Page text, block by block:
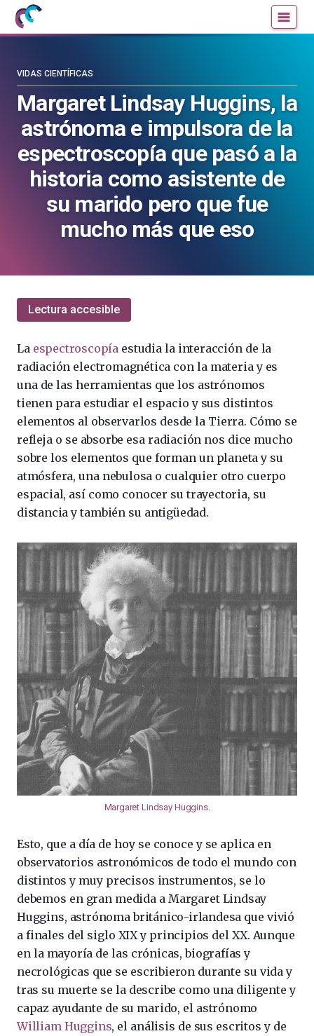
Mujeres
con
Cultura
blog
Cultura
Margaret Lindsay Huggins, la
astrónoma e impulsora de la
espectroscopía que pasó a la
historia como asistente de
su marido pero que fue
mucho más que eso
VIDAS CIENTÍFICAS
Lectura accesible
La espectroscopía estudia la interacción de la
radiación electromagnética con la materia y es
una de las herramientas que los astrónomos
tienen para estudiar el espacio y sus distintos
elementos al observarlos desde la Tierra. Cómo se
refleja o se absorbe esa radiación nos dice mucho
sobre los elementos que forman un planeta y su
atmósfera, una nebulosa o cualquier otro cuerpo
espacial, así como conocer su trayectoria, su
distancia y también su antigüedad.
Margaret Lindsay Huggins.
Esto, que a día de hoy se conoce y se aplica en
observatorios astronómicos de todo el mundo con
distintos y muy precisos instrumentos, se lo
debemos en gran medida a Margaret Lindsay
Huggins, astrónoma británico-irlandesa que vivió
a finales del siglo XIX y principios del XX. Aunque
en la mayoría de las crónicas, biografías y
necrológicas que se escribieron durante su vida y
tras su muerte se la describe como una diligente y
capaz ayudante de su marido, el astrónomo
William Huggins, el análisis de sus escritos y de